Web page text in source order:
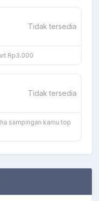
Tidak tersedia
Rp3.000
Tidak tersedia
sampingan kamu top